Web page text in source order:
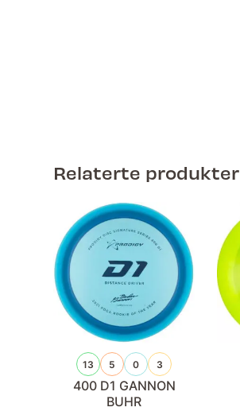
Relaterte produkter
13 5 0 3
400 D1 GANNON
BUHR